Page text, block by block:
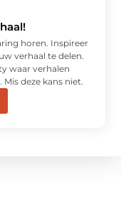
horen. Inspireer
verhaal te delen.
waar verhalen
deze kans niet.